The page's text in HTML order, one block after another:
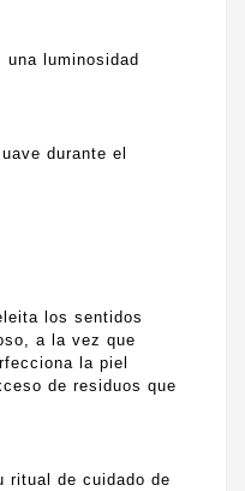
luminosidad
durante el
los sentidos
a la vez que
la piel
de residuos que
ritual de cuidado de